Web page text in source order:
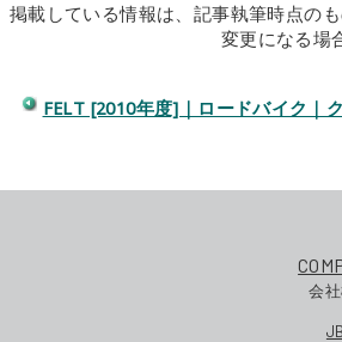
掲載している情報は、記事執筆時点の
変更になる場
FELT [2010年度]｜ロードバイク｜
会